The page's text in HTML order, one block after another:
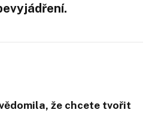
že chcete tvořit